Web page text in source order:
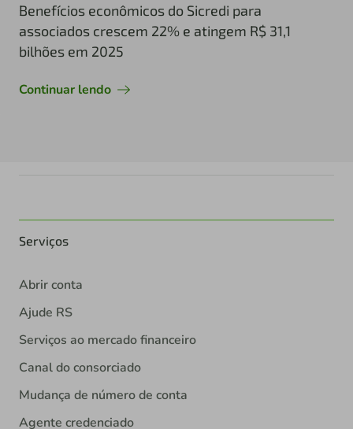
Benefícios econômicos do Sicredi para
associados crescem 22% e atingem R$ 31,1
bilhões em 2025
Continuar lendo
Serviços
Abrir conta
Ajude RS
Serviços ao mercado financeiro
Canal do consorciado
Mudança de número de conta
Agente credenciado